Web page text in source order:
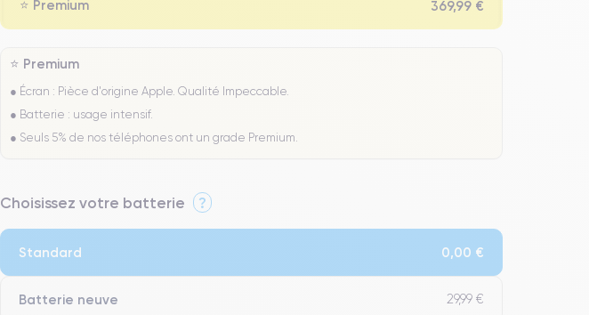
⭐ Premium 369,99 €
⭐ Premium
● Écran : Pièce d'origine Apple. Qualité Impeccable.
● Batterie : usage intensif.
● Seuls 5% de nos téléphones ont un grade Premium.
Choisissez votre batterie ?
Standard 0,00 €
Batterie neuve 29,99 €